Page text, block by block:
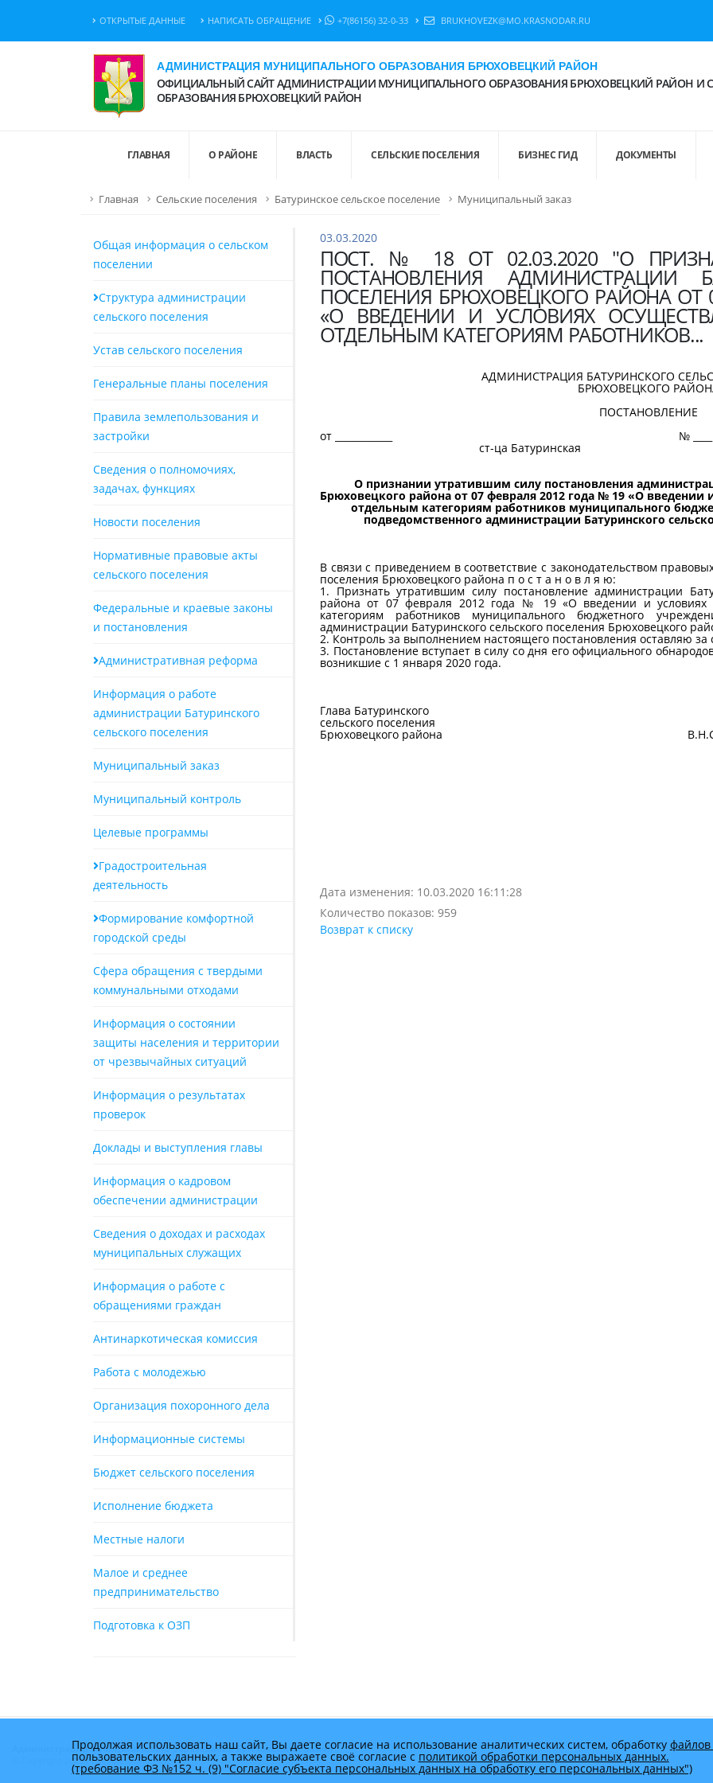
ОТКРЫТЫЕ ДАННЫЕ НАПИСАТЬ ОБРАЩЕНИЕ +7(86156) 32-0-33 BRUKHOVEZK@MO.KRASNODAR.RU
АДМИНИСТРАЦИЯ МУНИЦИПАЛЬНОГО ОБРАЗОВАНИЯ БРЮХОВЕЦКИЙ РАЙОН
ОФИЦИАЛЬНЫЙ САЙТ АДМИНИСТРАЦИИ МУНИЦИПАЛЬНОГО ОБРАЗОВАНИЯ БРЮХОВЕЦКИЙ РАЙОН И
ОБРАЗОВАНИЯ БРЮХОВЕЦКИЙ РАЙОН
ГЛАВНАЯ О РАЙОНЕ ВЛАСТЬ СЕЛЬСКИЕ ПОСЕЛЕНИЯ БИЗНЕС ГИД ДОКУМЕНТЫ
Главная Сельские поселения Батуринское сельское поселение Муниципальный заказ
Общая информация о сельском
поселении
Структура администрации
сельского поселения
Устав сельского поселения
Генеральные планы поселения
Правила землепользования и
застройки
Сведения о полномочиях,
задачах, функциях
Новости поселения
Нормативные правовые акты
сельского поселения
Федеральные и краевые законы
и постановления
Административная реформа
Информация о работе
администрации Батуринского
сельского поселения
Муниципальный заказ
Муниципальный контроль
Целевые программы
Градостроительная
деятельность
Формирование комфортной
городской среды
Сфера обращения с твердыми
коммунальными отходами
Информация о состоянии
защиты населения и территории
от чрезвычайных ситуаций
Информация о результатах
проверок
Доклады и выступления главы
Информация о кадровом
обеспечении администрации
Сведения о доходах и расходах
муниципальных служащих
Информация о работе с
обращениями граждан
Антинаркотическая комиссия
Работа с молодежью
Организация похоронного дела
Информационные системы
Бюджет сельского поселения
Исполнение бюджета
Местные налоги
Малое и среднее
предпринимательство
Подготовка к ОЗП
03.03.2020
ПОСТ. № 18 ОТ 02.03.2020 "О
ПОСТАНОВЛЕНИЯ АДМИНИСТРАЦИИ
ПОСЕЛЕНИЯ БРЮХОВЕЦКОГО РАЙОНА ОТ
«О ВВЕДЕНИИ И УСЛОВИЯХ
ОТДЕЛЬНЫМ КАТЕГОРИЯМ РАБОТНИКОВ...
АДМИНИСТРАЦИЯ БАТУРИНСКОГО
БРЮХОВЕЦКОГО
ПОСТАНОВЛЕНИЕ
от ____________ № ____
ст-ца Батуринская
О признании утратившим силу постановления
Брюховецкого района от 07 февраля 2012 года № 19 «О
отдельным категориям работников муниципального
подведомственного администрации Батуринского
В связи с приведением в соответствие с законодательством
поселения Брюховецкого района п о с т а н о в л я ю:
1. Признать утратившим силу постановление администрации
района от 07 февраля 2012 года № 19 «О введении и условиях
категориям работников муниципального бюджетного
администрации Батуринского сельского поселения Брюховецкого
2. Контроль за выполнением настоящего постановления оставляю за
3. Постановление вступает в силу со дня его официального
возникшие с 1 января 2020 года.
Глава Батуринского
сельского поселения
Брюховецкого района
Дата изменения: 10.03.2020 16:11:28
Количество показов: 959
Возврат к списку
Администрация муниципального образования Брюховецкий район
© Copyright 2025 - Все права защищены
Продолжая использовать наш сайт, Вы даете согласие на использование аналитических систем, обработку файлов
пользовательских данных, а также выражаете своё согласие с политикой обработки персональных данных.
(требование ФЗ №152 ч. (9) "Согласие субъекта персональных данных на обработку его персональных данных")